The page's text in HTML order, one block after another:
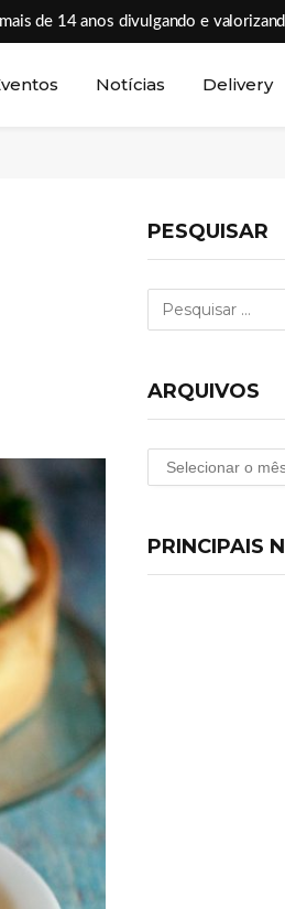
de 14 anos divulgando e
Notícias Delivery
PESQUISAR
ARQUIVOS
Arquivos
PRINCIPAIS